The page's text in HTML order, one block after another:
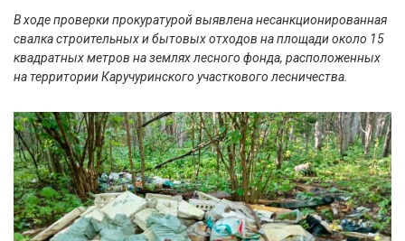
В ходе проверки прокуратурой выявлена несанкционированная
свалка строительных и бытовых отходов на площади около 15
квадратных метров на землях лесного фонда, расположенных
на территории Каручуринского участкового лесничества.